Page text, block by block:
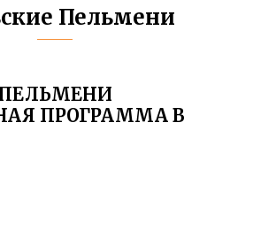
Пельмени
ПРОГРАММА В